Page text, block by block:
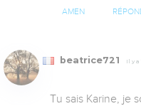
AMEN
beatrice721 Il y a
Tu sais Karine, je